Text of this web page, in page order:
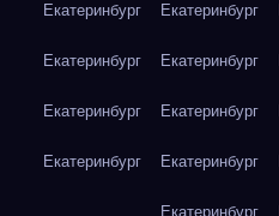
Екатеринбург Екатеринбург
Екатеринбург Екатеринбург
Екатеринбург Екатеринбург
Екатеринбург Екатеринбург
Екатеринбург